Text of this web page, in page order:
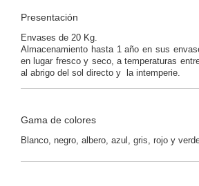
Presentación
Envases de 20 Kg.
Almacenamiento hasta 1 año en sus
en lugar fresco y seco, a temperaturas
al abrigo del sol directo y la intemperie.
Gama de colores
Blanco, negro, albero, azul, gris, rojo y